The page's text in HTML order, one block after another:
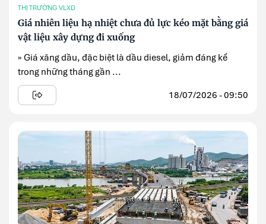
THỊ TRƯỜNG VLXD
Giá nhiên liệu hạ nhiệt chưa đủ lực kéo mặt bằng giá
vật liệu xây dựng đi xuống
» Giá xăng dầu, đặc biệt là dầu diesel, giảm đáng kể
trong những tháng gần ...
18/07/2026 - 09:50